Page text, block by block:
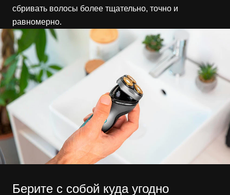
сбривать волосы более тщательно, точно и
равномерно.
Берите с собой куда угодно